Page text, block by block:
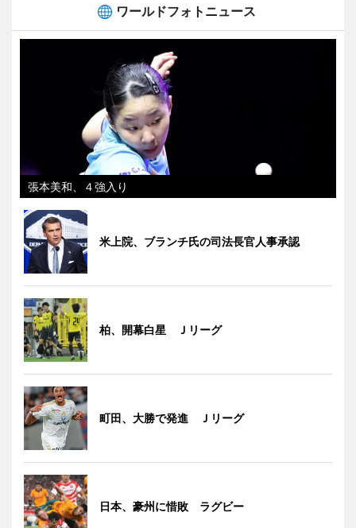
ワールドフォトニュース
張本美和、４強入り
米上院、ブランチ氏の司法長官人事承認
柏、開幕白星 Ｊリーグ
町田、大勝で発進 Ｊリーグ
日本、豪州に惜敗 ラグビー